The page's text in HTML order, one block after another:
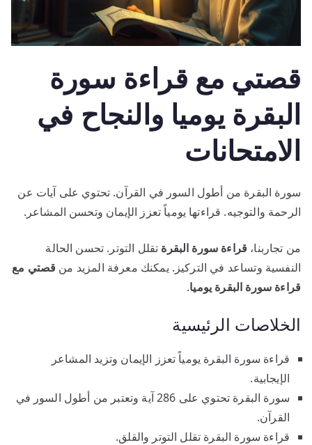
قصتي مع قراءة سورة
البقرة يوميا والنجاح في
الامتحانات
سورة البقرة من أطول السور في القرآن. تحتوي على آيات عن
الرحمة والتوجيه. قراءتها يومياً تعزز الإيمان وتحسن المشاعر.
من تجاربنا، قراءة سورة البقرة تقلل التوتر. تحسن الحالة
النفسية وتساعد في التركيز. يمكنك معرفة المزيد من قصتي مع
قراءة سورة البقرة يوميا.
الخلاصات الرئيسية
قراءة سورة البقرة يومياً تعزز الإيمان وتزيد المشاعر
الإيجابية.
سورة البقرة تحتوي على 286 آية وتعتبر من أطول السور في
القرآن.
قراءة سورة البقرة تقلل التوتر والقلق.